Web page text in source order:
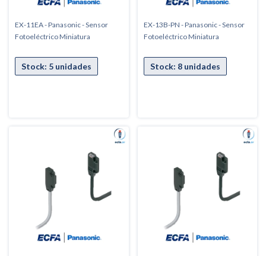
EX-11EA - Panasonic - Sensor
Fotoeléctrico Miniatura
EX-13B-PN - Panasonic - Sensor
Fotoeléctrico Miniatura